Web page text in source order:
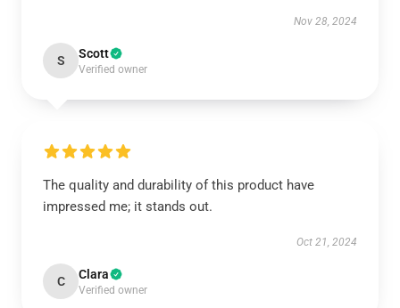
Nov 28, 2024
S Scott
Verified owner
The quality and durability of this product have
impressed me; it stands out.
Oct 21, 2024
C Clara
Verified owner